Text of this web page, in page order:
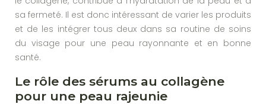
sa fermeté. Il est donc intéressant de varier les produits
et de les intégrer tous deux dans sa routine de soins
du visage pour une peau rayonnante et en bonne
santé.
Le rôle des sérums au collagène
pour une peau rajeunie